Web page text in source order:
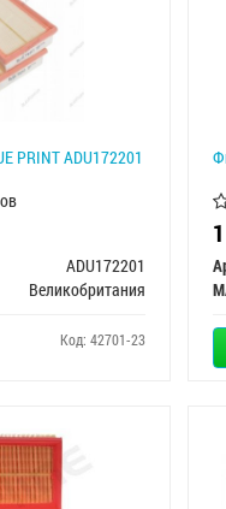
PRINT ADU172201
ADU172201
Великобритания
Код: 42701-23